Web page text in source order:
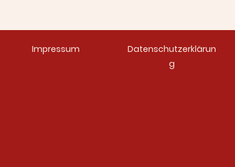
Impressum
Datenschutzerklärun
g